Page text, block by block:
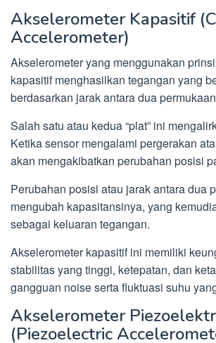
Akselerometer Kapasitif
Accelerometer)
Akselerometer yang menggunakan
kapasitif menghasilkan tegangan yang
berdasarkan jarak antara dua
Salah satu atau kedua “plat” ini
Ketika sensor mengalami pergerakan
akan mengakibatkan perubahan posisi
Perubahan posisi atau jarak antara dua
mengubah kapasitansinya, yang
sebagai keluaran tegangan.
Akselerometer kapasitif ini memiliki
stabilitas yang tinggi, ketepatan, dan
gangguan noise serta fluktuasi suhu
Akselerometer
(Piezoelectric